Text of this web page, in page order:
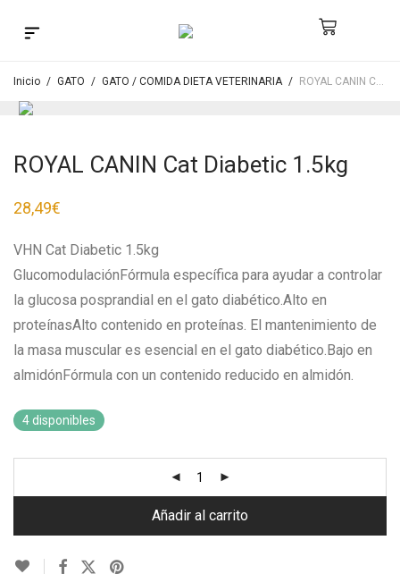
Inicio / GATO / GATO / COMIDA DIETA VETERINARIA / ROYAL CANIN Cat Diabetic 1.5kg
ROYAL CANIN Cat Diabetic 1.5kg
28,49€
VHN Cat Diabetic 1.5kg
GlucomodulaciónFórmula específica para ayudar a controlar
la glucosa posprandial en el gato diabético.Alto en
proteínasAlto contenido en proteínas. El mantenimiento de
la masa muscular es esencial en el gato diabético.Bajo en
almidónFórmula con un contenido reducido en almidón.
4 disponibles
Añadir al carrito